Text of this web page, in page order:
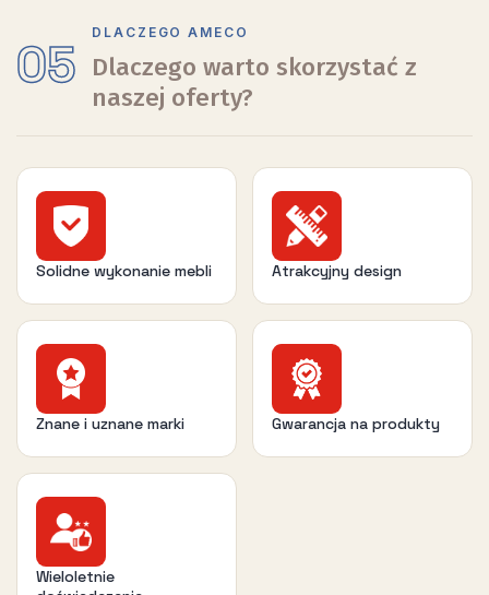
05
DLACZEGO AMECO
Dlaczego warto skorzystać z
naszej oferty?
Solidne wykonanie mebli Atrakcyjny design
Znane i uznane marki Gwarancja na produkty
Wieloletnie